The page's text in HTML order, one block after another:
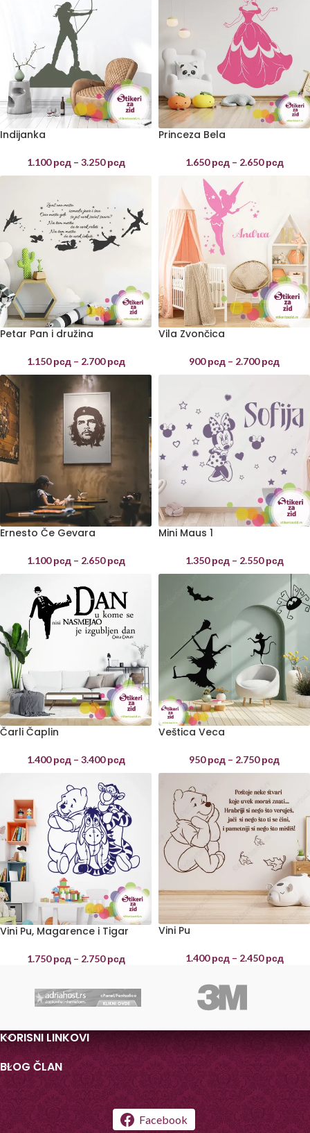
Indijanka
1.100рсд – 3.250рсд
Princeza Bela
1.650рсд – 2.650рсд
Petar Pan i družina
1.150рсд – 2.700рсд
Vila Zvončica
900рсд – 2.700рсд
Ernesto Če Gevara
1.100рсд – 2.650рсд
Mini Maus 1
1.350рсд – 2.550рсд
Čarli Čaplin
1.400рсд – 3.400рсд
Veštica Veca
950рсд – 2.750рсд
Vini Pu, Magarence i Tigar
1.750рсд – 2.750рсд
Vini Pu
1.400рсд – 2.450рсд
KORISNI LINKOVI
BLOG ČLAN
Facebook